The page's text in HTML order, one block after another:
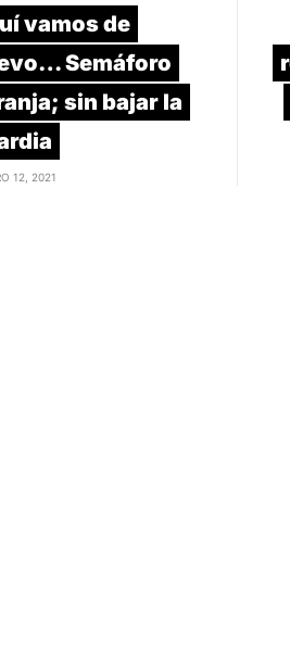
vamos de
Semáforo
sin bajar la
12, 2021